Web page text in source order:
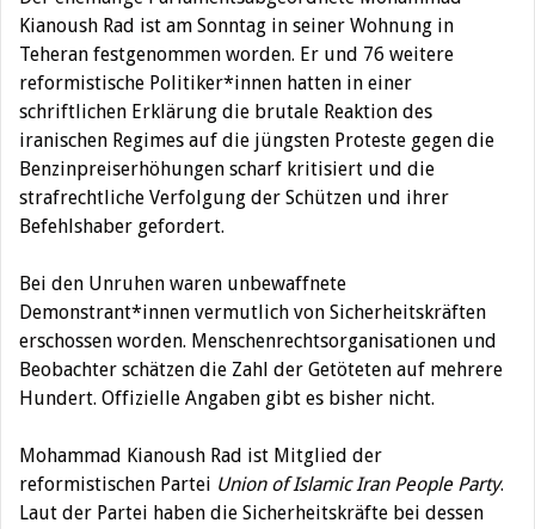
Kianoush Rad ist am Sonntag in seiner Wohnung in
Teheran festgenommen worden. Er und 76 weitere
reformistische Politiker*innen hatten in einer
schriftlichen Erklärung die brutale Reaktion des
iranischen Regimes auf die jüngsten Proteste gegen die
Benzinpreiserhöhungen scharf kritisiert und die
strafrechtliche Verfolgung der Schützen und ihrer
Befehlshaber gefordert.
Bei den Unruhen waren unbewaffnete
Demonstrant*innen vermutlich von Sicherheitskräften
erschossen worden. Menschenrechtsorganisationen und
Beobachter schätzen die Zahl der Getöteten auf mehrere
Hundert. Offizielle Angaben gibt es bisher nicht.
Mohammad Kianoush Rad ist Mitglied der
reformistischen Partei Union of Islamic Iran People Party.
Laut der Partei haben die Sicherheitskräfte bei dessen